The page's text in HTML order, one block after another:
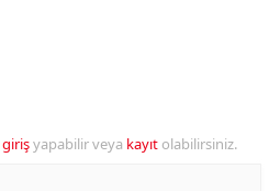
girişyapabilir veya kayıt olabilirsiniz.